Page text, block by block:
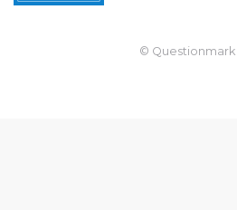
© Questionmark